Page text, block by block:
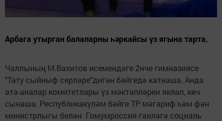
Арбага утырган балаларны һәркайсы үз ягына тарта.
Чаллының М.Вахитов исемендәге 2нче гимназиясе
"Тату сыйныф серләре"дигән бәйгедә катнаша. Анда
ата-аналар комитетлары үз мәктәпләрен яклап, көч
сынаша. Республикакүләм бәйге ТР мәгариф һәм фән
министрлыгы белән Гомумроссия гаиләгә социаль